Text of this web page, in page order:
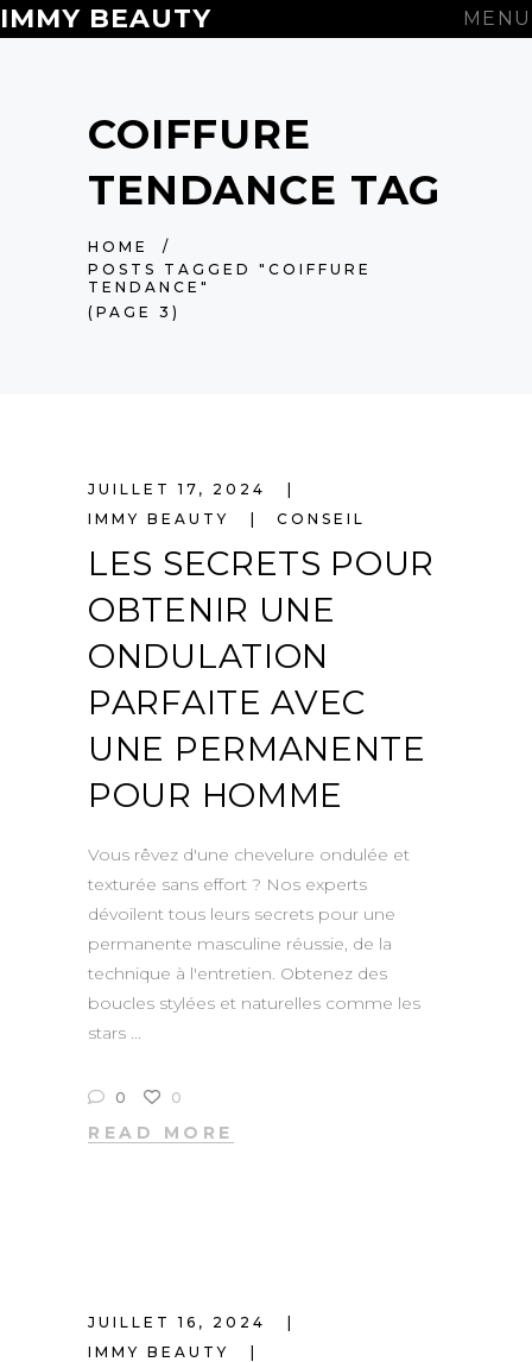
IMMY BEAUTY MENU
COIFFURE
TENDANCE TAG
HOME
/
POSTS TAGGED "COIFFURE
TENDANCE"
(PAGE 3)
JUILLET 17, 2024
IMMY BEAUTY
CONSEIL
LES SECRETS POUR
OBTENIR UNE
ONDULATION
PARFAITE AVEC
UNE PERMANENTE
POUR HOMME
Vous rêvez d'une chevelure ondulée et
texturée sans effort ? Nos experts
dévoilent tous leurs secrets pour une
permanente masculine réussie, de la
technique à l'entretien. Obtenez des
boucles stylées et naturelles comme les
stars
0 0
READ MORE
JUILLET 16, 2024
IMMY BEAUTY